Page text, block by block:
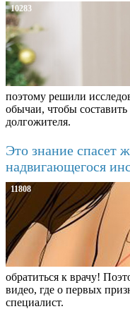
10283
поэтому решили
обычаи, чтобы
долгожителя.
Это знание спасет
надвигающегося
11808
обратиться к врачу!
видео, где о первых
специалист.